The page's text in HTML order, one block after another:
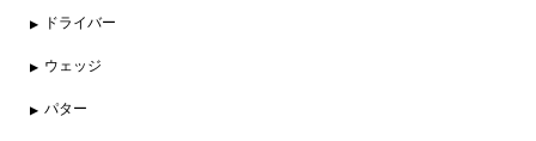
ドライバー
ウェッジ
パター